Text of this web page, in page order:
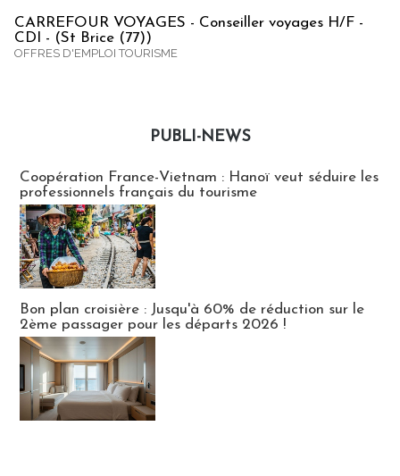
CARREFOUR VOYAGES - Conseiller voyages H/F -
CDI - (St Brice (77))
OFFRES D'EMPLOI TOURISME
PUBLI-NEWS
Coopération France-Vietnam : Hanoï veut séduire les
professionnels français du tourisme
Bon plan croisière : Jusqu'à 60% de réduction sur le
2ème passager pour les départs 2026 !